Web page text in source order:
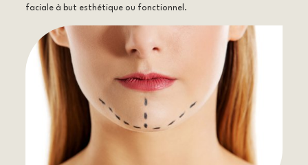
faciale à but esthétique ou fonctionnel.